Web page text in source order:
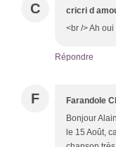
C cricri d
<br /> Ah
Répondre
F Farandole
Bonjour
le 15 Août,